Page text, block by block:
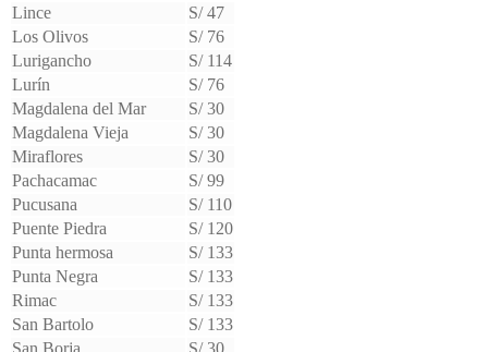
Lince
S/ 47
Los Olivos
S/ 76
Lurigancho
S/ 114
Lurín
S/ 76
Magdalena del Mar
S/ 30
Magdalena Vieja
S/ 30
Miraflores
S/ 30
Pachacamac
S/ 99
Pucusana
S/ 110
Puente Piedra
S/ 120
Punta hermosa
S/ 133
Punta Negra
S/ 133
Rimac
S/ 133
San Bartolo
S/ 133